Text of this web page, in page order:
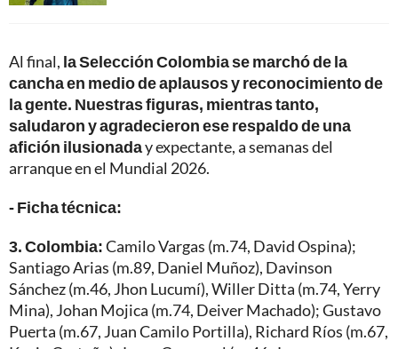
Al final, la Selección Colombia se marchó de la
cancha en medio de aplausos y reconocimiento de
la gente. Nuestras figuras, mientras tanto,
saludaron y agradecieron ese respaldo de una
afición ilusionaday expectante, a semanas del
arranque en el Mundial 2026.
- Ficha técnica:
3. Colombia:Camilo Vargas (m.74, David Ospina);
Santiago Arias (m.89, Daniel Muñoz), Davinson
Sánchez (m.46, Jhon Lucumí), Willer Ditta (m.74, Yerry
Mina), Johan Mojica (m.74, Deiver Machado); Gustavo
Puerta (m.67, Juan Camilo Portilla), Richard Ríos (m.67,